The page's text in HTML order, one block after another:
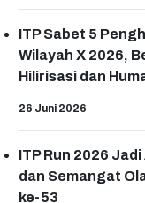
ITP Sabet 5
Wilayah X 2026,
Hilirisasi dan
26 Juni 2026
ITP Run 2026
dan Semangat
ke-53